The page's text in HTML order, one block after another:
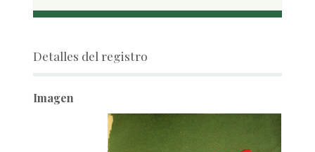
Detalles del registro
Imagen